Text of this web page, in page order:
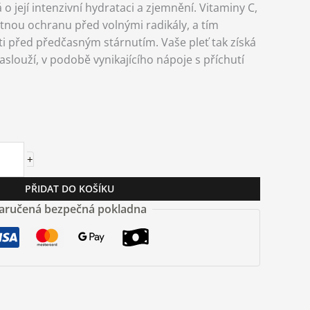
její intenzivní hydrataci a zjemnění. Vitaminy C,
ochranu před volnými radikály, a tím
před předčasným stárnutím. Vaše pleť tak získá
v podobě vynikajícího nápoje s příchutí
+
PŘIDAT DO KOŠÍKU
bezpečná pokladna